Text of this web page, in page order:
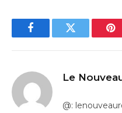
FacebookTwitter
Le
@: